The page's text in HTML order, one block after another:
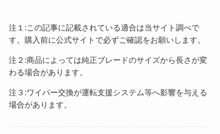
注１:この記事に記載されている適合は当サイト調べで
す。購入前に公式サイトで必ずご確認をお願いします。
注２:商品によっては純正ブレードのサイズから長さが変
わる場合があります。
注３:ワイパー交換が運転支援システム等へ影響を与える
場合があります。